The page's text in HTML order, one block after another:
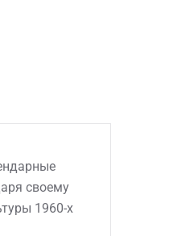
своему
1960-х